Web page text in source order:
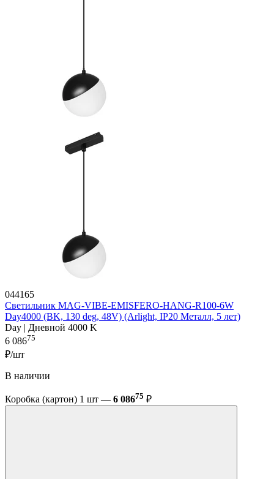
044165
Светильник MAG-VIBE-EMISFERO-HANG-R100-6W
Day4000 (BK, 130 deg, 48V) (Arlight, IP20 Металл, 5 лет)
Day | Дневной 4000 K
6 08675
₽/шт
В наличии
Коробка (картон) 1 шт — 6 08675 ₽